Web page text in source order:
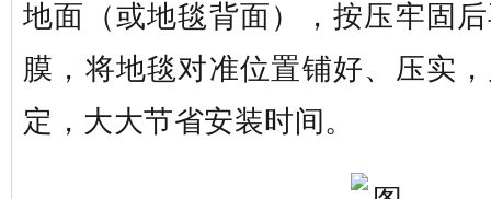
地面（或地毯背面），按压牢固
膜，将地毯对准位置铺好、压实
定，大大节省安装时间。